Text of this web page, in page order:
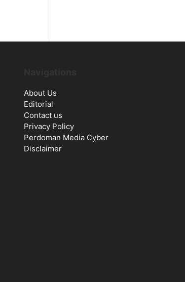
About Us
Editorial
Contact us
Privacy Policy
Perdoman Media Cyber
Disclaimer